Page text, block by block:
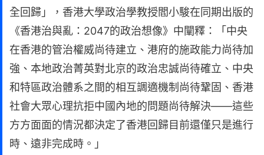
全回歸」，香港大學政治學教授閻小駿在同期出版的
《香港治與亂：2047的政治想像》中闡釋：「中央
在香港的管治權威尚待建立、港府的施政能力尚待加
強、本地政治菁英對北京的政治忠誠尚待確立、中央
和特區政治體系之間的相互調適機制尚待鞏固、香港
社會大眾心理抗拒中國內地的問題尚待解決——這些
方方面面的情況都決定了香港回歸目前還僅只是進行
時、遠非完成時。」